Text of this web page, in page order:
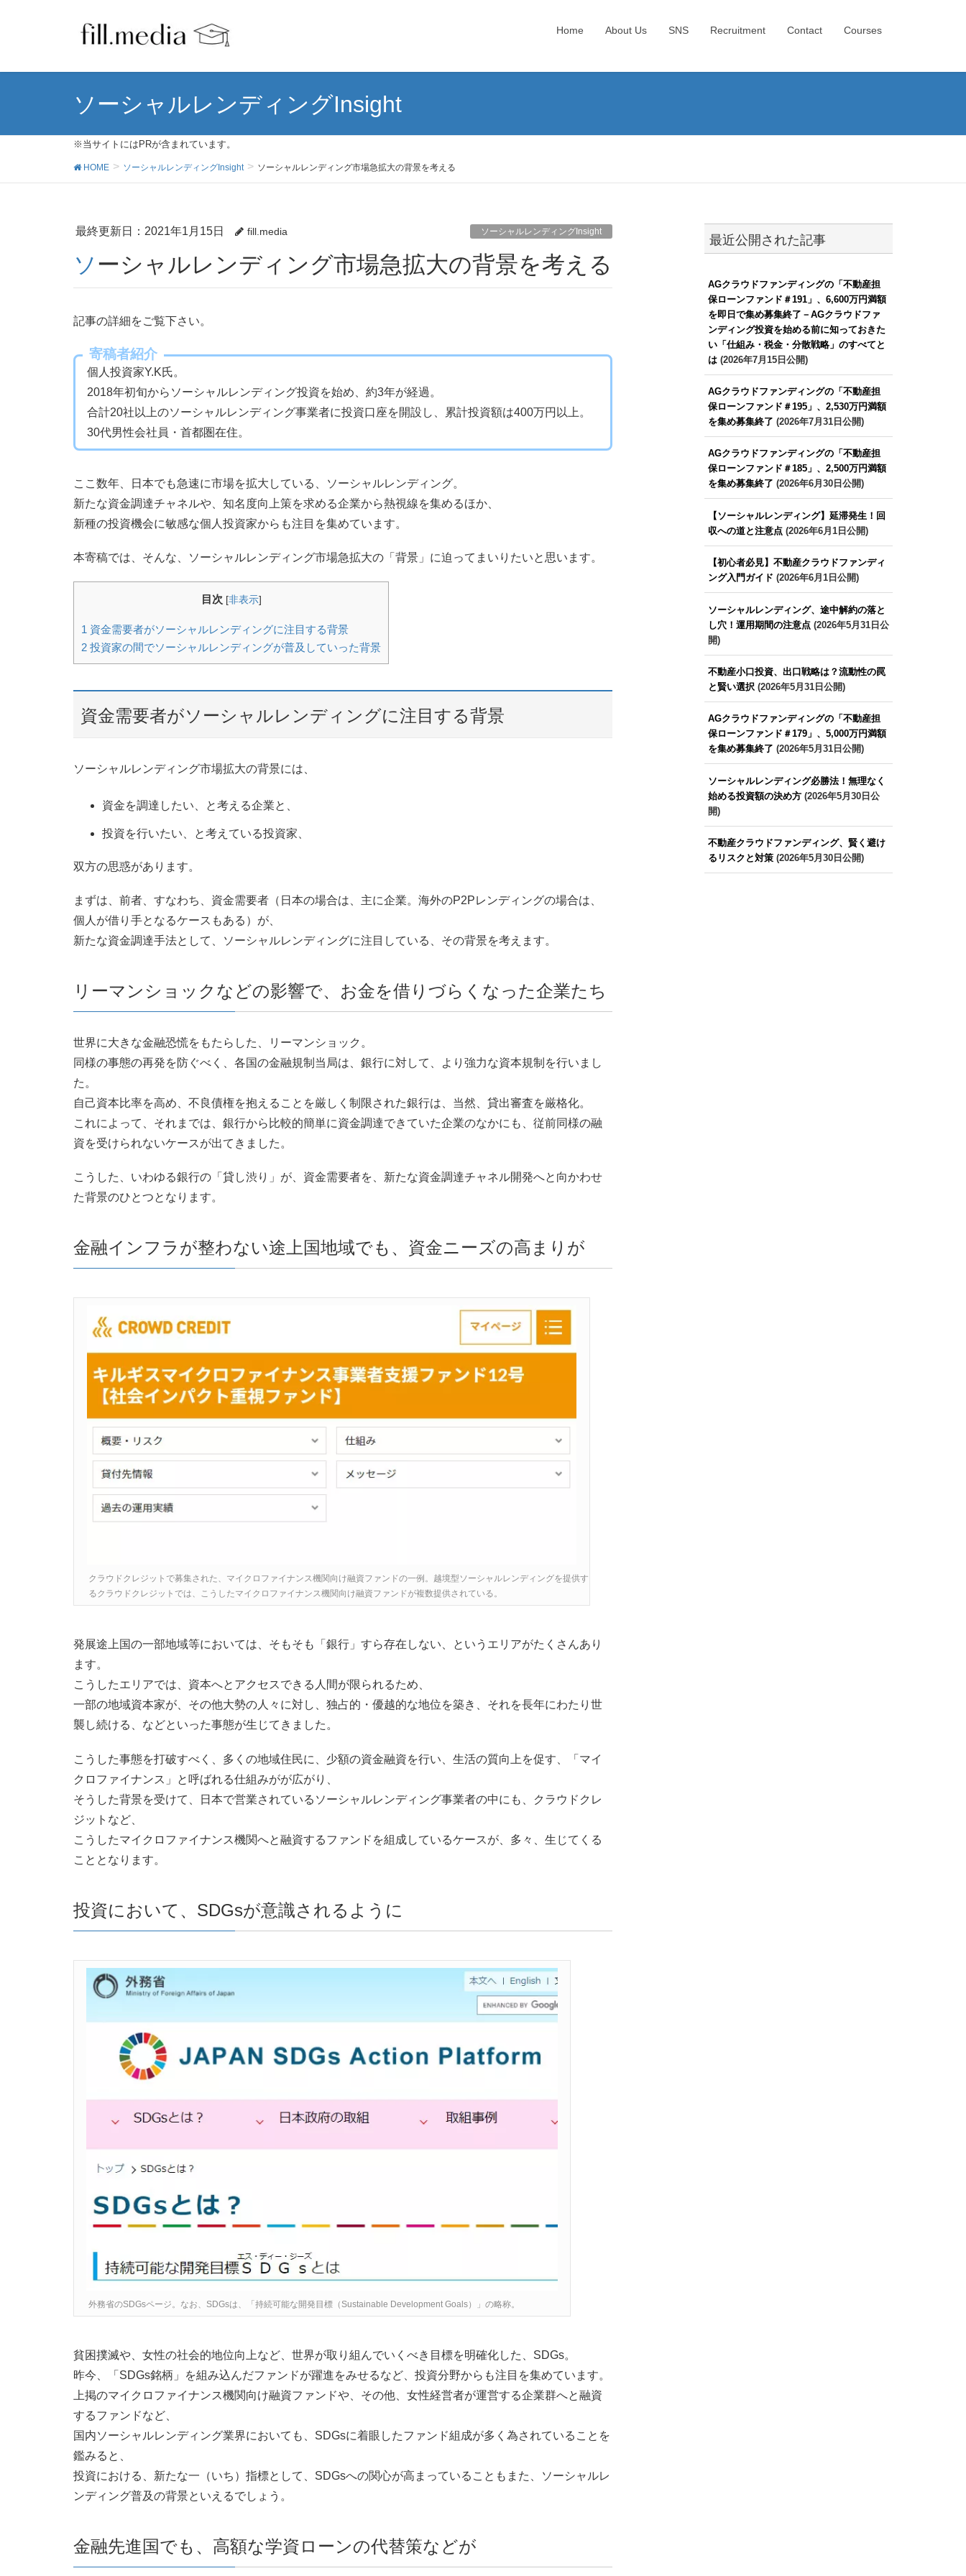
Home About Us SNS Recruitment Contact Courses
ソーシャルレンディングInsight
※当サイトにはPRが含まれています。
HOME ソーシャルレンディングInsight ソーシャルレンディング市場急拡大の背景を考える
最終更新日：2021年1月15日 fill.media ソーシャルレンディングInsight
ソーシャルレンディング市場急拡大の背景を考える
記事の詳細をご覧下さい。
寄稿者紹介
個人投資家Y.K氏。
2018年初旬からソーシャルレンディング投資を始め、約3年が経過。
合計20社以上のソーシャルレンディング事業者に投資口座を開設し、累計投資額は400万円以上。
30代男性会社員・首都圏在住。
ここ数年、日本でも急速に市場を拡大している、ソーシャルレンディング。
新たな資金調達チャネルや、知名度向上策を求める企業から熱視線を集めるほか、
新種の投資機会に敏感な個人投資家からも注目を集めています。
本寄稿では、そんな、ソーシャルレンディング市場急拡大の「背景」に迫ってまいりたいと思います。
目次 [非表示]
1 資金需要者がソーシャルレンディングに注目する背景
2 投資家の間でソーシャルレンディングが普及していった背景
資金需要者がソーシャルレンディングに注目する背景
ソーシャルレンディング市場拡大の背景には、
資金を調達したい、と考える企業と、
投資を行いたい、と考えている投資家、
双方の思惑があります。
まずは、前者、すなわち、資金需要者（日本の場合は、主に企業。海外のP2Pレンディングの場合は、
個人が借り手となるケースもある）が、
新たな資金調達手法として、ソーシャルレンディングに注目している、その背景を考えます。
リーマンショックなどの影響で、お金を借りづらくなった企業たち
世界に大きな金融恐慌をもたらした、リーマンショック。
同様の事態の再発を防ぐべく、各国の金融規制当局は、銀行に対して、より強力な資本規制を行いまし
た。
自己資本比率を高め、不良債権を抱えることを厳しく制限された銀行は、当然、貸出審査を厳格化。
これによって、それまでは、銀行から比較的簡単に資金調達できていた企業のなかにも、従前同様の融
資を受けられないケースが出てきました。
こうした、いわゆる銀行の「貸し渋り」が、資金需要者を、新たな資金調達チャネル開発へと向かわせ
た背景のひとつとなります。
金融インフラが整わない途上国地域でも、資金ニーズの高まりが
クラウドクレジットで募集された、マイクロファイナンス機関向け融資ファンドの一例。越境型ソーシャルレンディングを提供す
るクラウドクレジットでは、こうしたマイクロファイナンス機関向け融資ファンドが複数提供されている。
発展途上国の一部地域等においては、そもそも「銀行」すら存在しない、というエリアがたくさんあり
ます。
こうしたエリアでは、資本へとアクセスできる人間が限られるため、
一部の地域資本家が、その他大勢の人々に対し、独占的・優越的な地位を築き、それを長年にわたり世
襲し続ける、などといった事態が生じてきました。
こうした事態を打破すべく、多くの地域住民に、少額の資金融資を行い、生活の質向上を促す、「マイ
クロファイナンス」と呼ばれる仕組みがが広がり、
そうした背景を受けて、日本で営業されているソーシャルレンディング事業者の中にも、クラウドクレ
ジットなど、
こうしたマイクロファイナンス機関へと融資するファンドを組成しているケースが、多々、生じてくる
こととなります。
投資において、SDGsが意識されるように
外務省のSDGsページ。なお、SDGsは、「持続可能な開発目標（Sustainable Development Goals）」の略称。
貧困撲滅や、女性の社会的地位向上など、世界が取り組んでいくべき目標を明確化した、SDGs。
昨今、「SDGs銘柄」を組み込んだファンドが躍進をみせるなど、投資分野からも注目を集めています。
上掲のマイクロファイナンス機関向け融資ファンドや、その他、女性経営者が運営する企業群へと融資
するファンドなど、
国内ソーシャルレンディング業界においても、SDGsに着眼したファンド組成が多く為されていることを
鑑みると、
投資における、新たな一（いち）指標として、SDGsへの関心が高まっていることもまた、ソーシャルレ
ンディング普及の背景といえるでしょう。
金融先進国でも、高額な学資ローンの代替策などが
最近公開された記事
AGクラウドファンディングの「不動産担
保ローンファンド＃191」、6,600万円満額
を即日で集め募集終了－AGクラウドファ
ンディング投資を始める前に知っておきた
い「仕組み・税金・分散戦略」のすべてと
は(2026年7月15日公開)
AGクラウドファンディングの「不動産担
保ローンファンド＃195」、2,530万円満額
を集め募集終了 (2026年7月31日公開)
AGクラウドファンディングの「不動産担
保ローンファンド＃185」、2,500万円満額
を集め募集終了 (2026年6月30日公開)
【ソーシャルレンディング】延滞発生！回
収への道と注意点(2026年6月1日公開)
【初心者必見】不動産クラウドファンディ
ング入門ガイド (2026年6月1日公開)
ソーシャルレンディング、途中解約の落と
し穴！運用期間の注意点(2026年5月31日公
開)
不動産小口投資、出口戦略は？流動性の罠
と賢い選択(2026年5月31日公開)
AGクラウドファンディングの「不動産担
保ローンファンド＃179」、5,000万円満額
を集め募集終了 (2026年5月31日公開)
ソーシャルレンディング必勝法！無理なく
始める投資額の決め方(2026年5月30日公
開)
不動産クラウドファンディング、賢く避け
るリスクと対策(2026年5月30日公開)